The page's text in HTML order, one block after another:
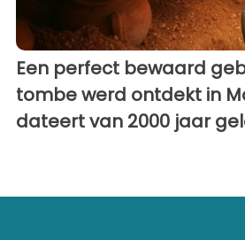
Een perfect bewaard
tombe werd ontdekt in
dateert van 2000 jaar